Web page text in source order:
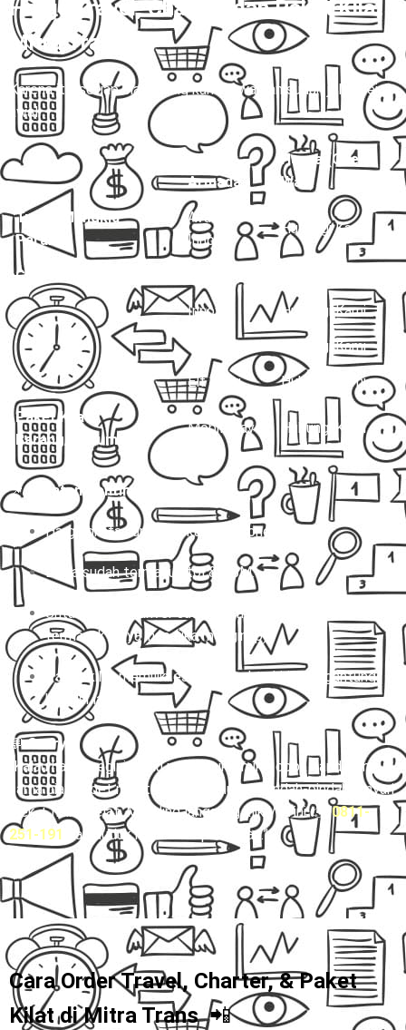
Harga Travel, Charter, dan Paket Kilat
Mitra Trans
💰
Karena itu, setiap biaya yang kami tawarkan sudah jelas sejak
awal.
Layanan
Jenis
Armada
Harga (One
Way)
Travel Mungkid –
Parakan
Avanza /
Innova
Hubungi Kami
Charter Mobil Drop Off
Innova Hubungi Kami
Hiace Hubungi Kami
Elf Long Hubungi Kami
Paket Kilat
Barang/Dokumen
Mobil Travel Hubungi Kami
📌 Catatan Penting:
Harga di atas untuk sekali jalan (one way).
Biaya sudah termasuk tol & BBM.
Untuk charter, driver sudah termasuk, tapi belum
termasuk biaya inap (jika menginap).
Paket kilat memiliki estimasi waktu kirim tergantung
kondisi lalu lintas.
💬Story:
“Kalau harga segini kamu masih mikir-mikir, coba bandingin
sama biaya ribet naik transport umum + pindah-pindah + nyari
ojek + risiko telat. Mending langsung klik WA ini 👉
0811-
251-191
dan duduk manis sampai tujuan.”
Cara Order Travel, Charter, & Paket
Kilat diMitra Trans📲